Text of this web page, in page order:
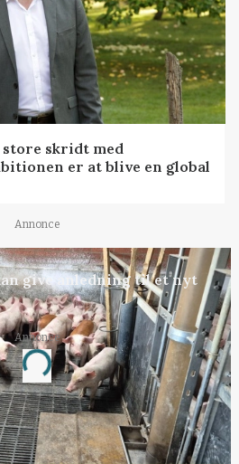
skridt med
er at blive en global
Annonce
give anledning til et nyt
Annonce
Loading...
Jobs